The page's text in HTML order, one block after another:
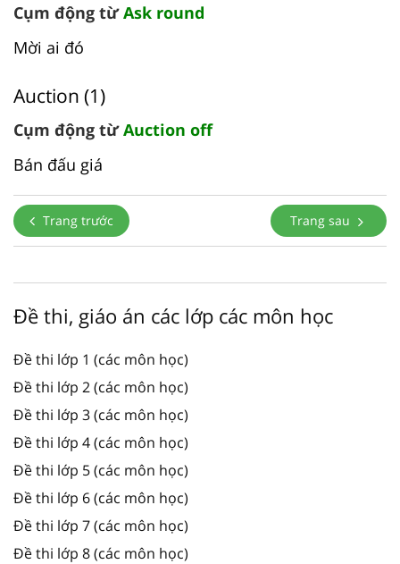
Cụm động từAsk round
Mời ai đó
Auction (1)
Cụm động từAuction off
Bán đấu giá
Trang trước Trang sau
Đề thi, giáo án các lớp các môn học
Đề thi lớp 1 (các môn học)
Đề thi lớp 2 (các môn học)
Đề thi lớp 3 (các môn học)
Đề thi lớp 4 (các môn học)
Đề thi lớp 5 (các môn học)
Đề thi lớp 6 (các môn học)
Đề thi lớp 7 (các môn học)
Đề thi lớp 8 (các môn học)